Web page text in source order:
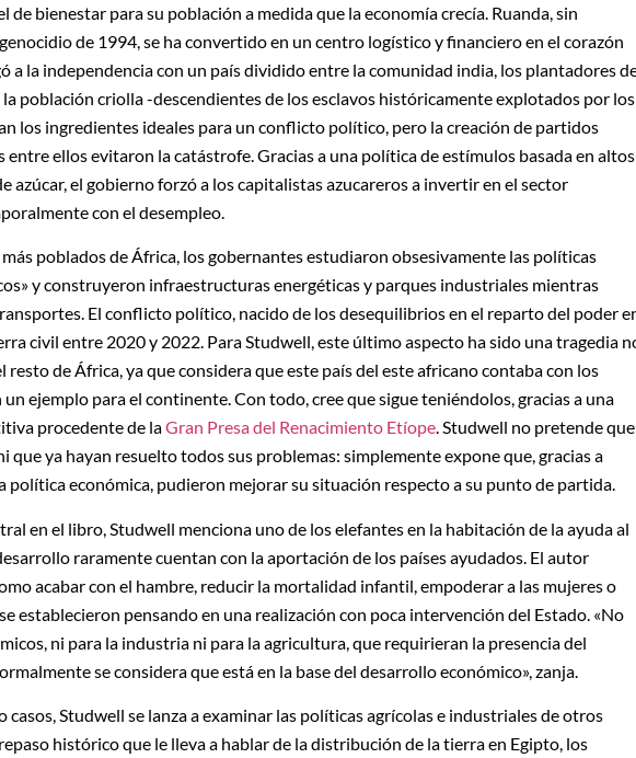
bienestar para su población a medida que la economía crecía. Ruanda, sin
de 1994, se ha convertido en un centro logístico y financiero en el corazón
a la independencia con un país dividido entre la comunidad india, los plantadores
población criolla -descendientes de los esclavos históricamente explotados por los
los ingredientes ideales para un conflicto político, pero la creación de partidos
ellos evitaron la catástrofe. Gracias a una política de estímulos basada en altos
azúcar, el gobierno forzó a los capitalistas azucareros a invertir en el sector
con el desempleo.
poblados de África, los gobernantes estudiaron obsesivamente las políticas
y construyeron infraestructuras energéticas y parques industriales mientras
El conflicto político, nacido de los desequilibrios en el reparto del poder
civil entre 2020 y 2022. Para Studwell, este último aspecto ha sido una tragedia
resto de África, ya que considera que este país del este africano contaba con los
ejemplo para el continente. Con todo, cree que sigue teniéndolos, gracias a una
procedente de laGran Presa del Renacimiento Etíope. Studwell no pretende que
que ya hayan resuelto todos sus problemas: simplemente expone que, gracias a
política económica, pudieron mejorar su situación respecto a su punto de partida.
en el libro, Studwell menciona uno de los elefantes en la habitación de la ayuda al
raramente cuentan con la aportación de los países ayudados. El autor
acabar con el hambre, reducir la mortalidad infantil, empoderar a las mujeres o
establecieron pensando en una realización con poca intervención del Estado. «No
ni para la industria ni para la agricultura, que requirieran la presencia del
se considera que está en la base del desarrollo económico», zanja.
casos, Studwell se lanza a examinar las políticas agrícolas e industriales de otros
histórico que le lleva a hablar de la distribución de la tierra en Egipto, los